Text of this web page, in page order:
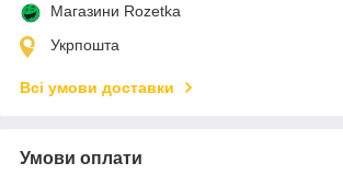
Магазини Rozetka
Укрпошта
Всі умови доставки
Умови оплати